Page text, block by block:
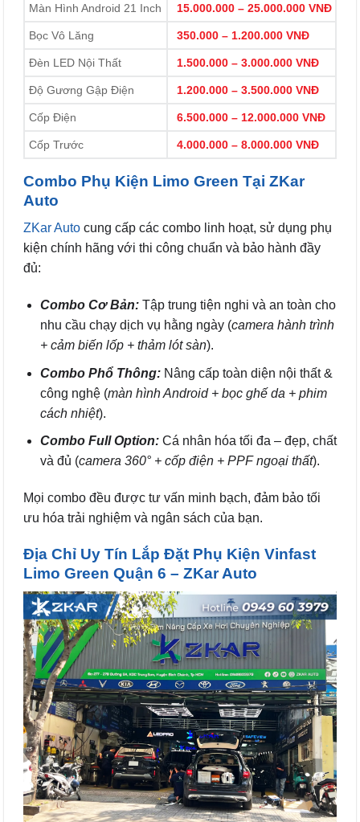
Màn Hình Android 21 Inch 15.000.000 – 25.000.000 VNĐ
Bọc Vô Lăng 350.000 – 1.200.000 VNĐ
Đèn LED Nội Thất 1.500.000 – 3.000.000 VNĐ
Độ Gương Gập Điện 1.200.000 – 3.500.000 VNĐ
Cốp Điện 6.500.000 – 12.000.000 VNĐ
Cốp Trước 4.000.000 – 8.000.000 VNĐ
Combo Phụ Kiện Limo Green Tại ZKar
Auto
ZKar Auto cung cấp các combo linh hoạt, sử dụng phụ
kiện chính hãng với thi công chuẩn và bảo hành đầy
đủ:
Combo Cơ Bản:Tập trung tiện nghi và an toàn cho
nhu cầu chạy dịch vụ hằng ngày (camera hành trình
+ cảm biến lốp + thảm lót sàn).
Combo Phổ Thông: Nâng cấp toàn diện nội thất &
công nghệ (màn hình Android + bọc ghế da + phim
cách nhiệt).
Combo Full Option:Cá nhân hóa tối đa – đẹp, chất
và đủ (camera 360° + cốp điện + PPF ngoại thất).
Mọi combo đều được tư vấn minh bạch, đảm bảo tối
ưu hóa trải nghiệm và ngân sách của bạn.
Địa Chỉ Uy Tín Lắp Đặt Phụ Kiện Vinfast
Limo Green Quận 6 – ZKar Auto